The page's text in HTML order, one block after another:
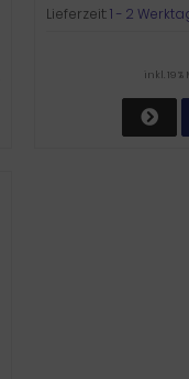
Lieferzeit:1 - 2
inkl. 19 %